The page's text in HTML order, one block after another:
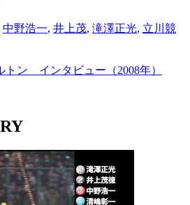
中野浩一, 井上茂, 滝澤正光, 立川競
トン インタビュー（2008年）